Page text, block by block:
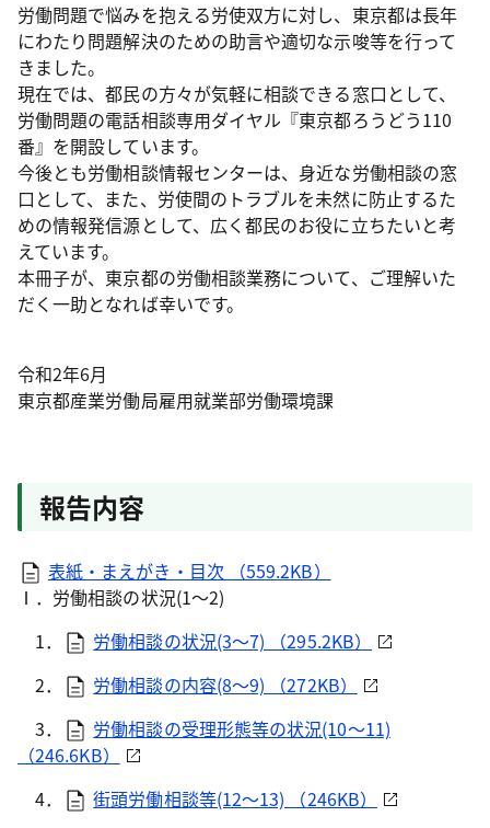
労働問題で悩みを抱える労使双方に対し、東京都は長年
にわたり問題解決のための助言や適切な示唆等を行って
きました。
現在では、都民の方々が気軽に相談できる窓口として、
労働問題の電話相談専用ダイヤル『東京都ろうどう110
番』を開設しています。
今後とも労働相談情報センターは、身近な労働相談の窓
口として、また、労使間のトラブルを未然に防止するた
めの情報発信源として、広く都民のお役に立ちたいと考
えています。
本冊子が、東京都の労働相談業務について、ご理解いた
だく一助となれば幸いです。
令和2年6月
東京都産業労働局雇用就業部労働環境課
報告内容
表紙・まえがき・目次 （559.2KB）
Ⅰ．労働相談の状況(1～2)
1．
労働相談の状況(3～7) （295.2KB）
2．
労働相談の内容(8～9) （272KB）
3．
労働相談の受理形態等の状況(10～11)
（246.6KB）
4．
街頭労働相談等(12～13) （246KB）